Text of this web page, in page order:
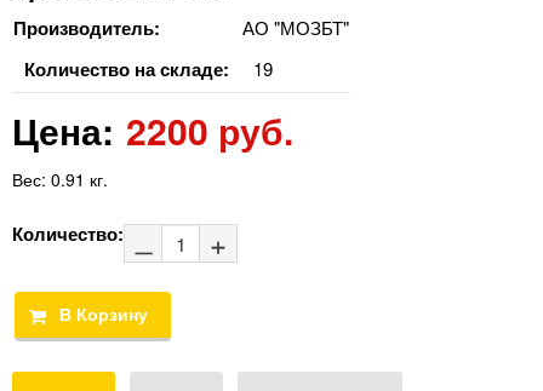
Производитель: АО "МОЗБТ"
Количество на складе: 19
Цена: 2200 руб.
Вес: 0.91 кг.
Количество: